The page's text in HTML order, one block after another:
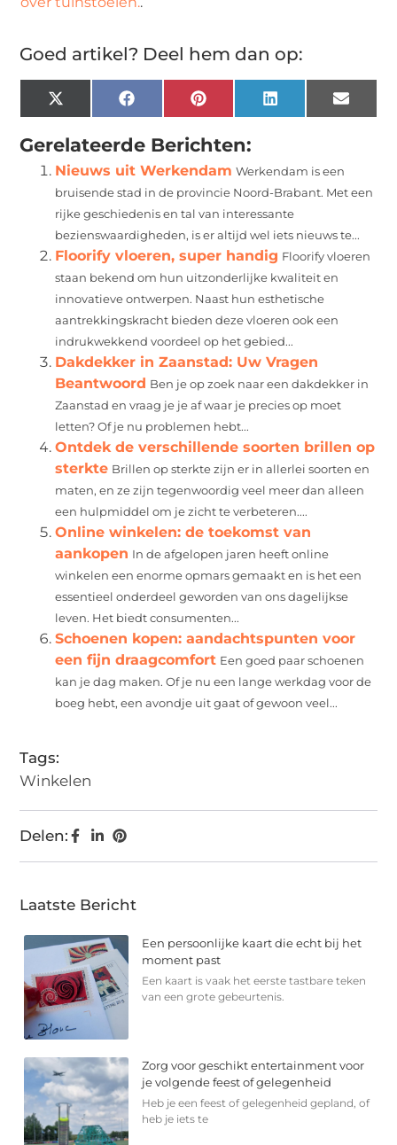
Goed artikel? Deel hem dan op:
X
(Twitter)
FacebookPinterest LinkedIn Email
Gerelateerde Berichten:
Nieuws uit Werkendam Werkendam is een
bruisende stad in de provincie Noord-Brabant. Met een
rijke geschiedenis en tal van interessante
bezienswaardigheden, is er altijd wel iets nieuws te...
Floorify vloeren, super handig Floorify vloeren
staan bekend om hun uitzonderlijke kwaliteit en
innovatieve ontwerpen. Naast hun esthetische
aantrekkingskracht bieden deze vloeren ook een
indrukwekkend voordeel op het gebied...
Dakdekker in Zaanstad: Uw Vragen
Beantwoord Ben je op zoek naar een dakdekker in
Zaanstad en vraag je je af waar je precies op moet
letten? Of je nu problemen hebt...
Ontdek de verschillende soorten brillen op
sterkte Brillen op sterkte zijn er in allerlei soorten en
maten, en ze zijn tegenwoordig veel meer dan alleen
een hulpmiddel om je zicht te verbeteren....
Online winkelen: de toekomst van
aankopen In de afgelopen jaren heeft online
winkelen een enorme opmars gemaakt en is het een
essentieel onderdeel geworden van ons dagelijkse
leven. Het biedt consumenten...
Schoenen kopen: aandachtspunten voor
een fijn draagcomfort Een goed paar schoenen
kan je dag maken. Of je nu een lange werkdag voor de
boeg hebt, een avondje uit gaat of gewoon veel...
Tags:
Winkelen
Delen:
Laatste Bericht
Een persoonlijke kaart die echt bij het
moment past
Een kaart is vaak het eerste tastbare teken
van een grote gebeurtenis.
Zorg voor geschikt entertainment voor
je volgende feest of gelegenheid
Heb je een feest of gelegenheid gepland, of
heb je iets te